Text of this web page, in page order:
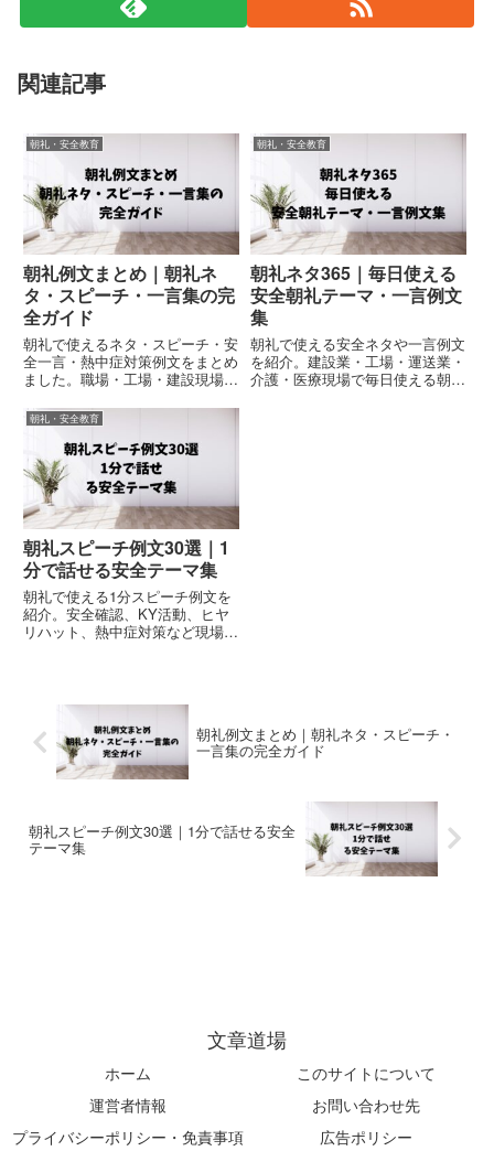
関連記事
朝礼・安全教育
朝礼例文まとめ｜朝礼ネ
タ・スピーチ・一言集の完
全ガイド
朝礼で使えるネタ・スピーチ・安
全一言・熱中症対策例文をまとめ
ました。職場・工場・建設現場・
朝礼・安全教育
朝礼ネタ365｜毎日使える
安全朝礼テーマ・一言例文
集
朝礼で使える安全ネタや一言例文
を紹介。建設業・工場・運送業・
介護・医療現場で毎日使える朝礼
朝礼・安全教育
朝礼スピーチ例文30選｜1
分で話せる安全テーマ集
朝礼で使える1分スピーチ例文を
紹介。安全確認、KY活動、ヒヤ
リハット、熱中症対策など現場や
朝礼例文まとめ｜朝礼ネタ・スピーチ・
一言集の完全ガイド
朝礼スピーチ例文30選｜1分で話せる安全
テーマ集
文章道場
ホーム
このサイトについて
運営者情報
お問い合わせ先
プライバシーポリシー・免責事項
広告ポリシー